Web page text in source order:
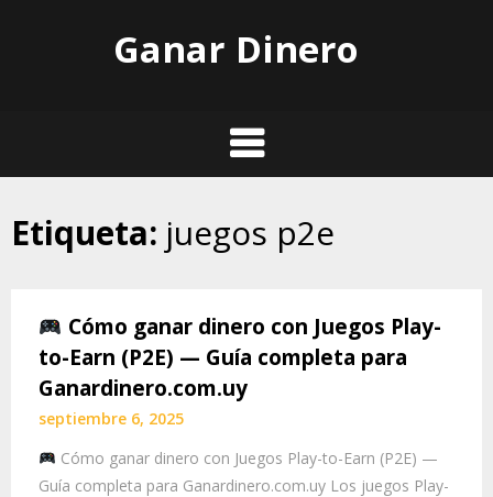
Ganar Dinero
Etiqueta: juegos p2e
Cómo ganar dinero con Juegos Play-
to-Earn (P2E) — Guía completa para
Ganardinero.com.uy
septiembre 6, 2025
Cómo ganar dinero con Juegos Play-to-Earn (P2E) —
Guía completa para Ganardinero.com.uy Los juegos Play-